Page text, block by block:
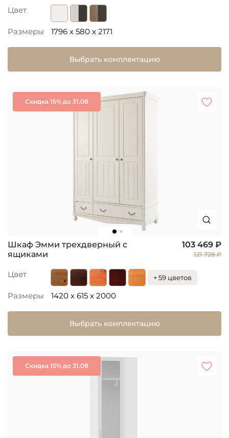
Цвет
Размеры 1796 x 580 x 2171
Выбрать комплектацию
Скидка 15% до 31.08
Шкаф Эмми трехдверный с
ящиками
103 469 ₽
121 728 ₽
Цвет + 59 цветов
Размеры 1420 x 615 x 2000
Выбрать комплектацию
Скидка 15% до 31.08